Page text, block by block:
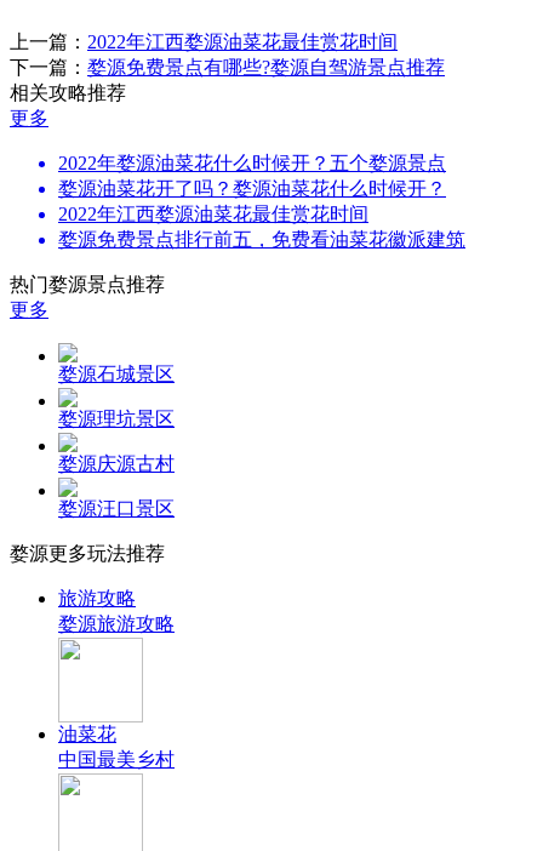
上一篇： 2022年江西婺源油菜花最佳赏花时间
下一篇： 婺源免费景点有哪些?婺源自驾游景点推荐
相关攻略推荐
更多
2022年婺源油菜花什么时候开？五个婺源景点
婺源油菜花开了吗？婺源油菜花什么时候开？
2022年江西婺源油菜花最佳赏花时间
婺源免费景点排行前五，免费看油菜花徽派建筑
热门婺源景点推荐
更多
婺源石城景区
婺源理坑景区
婺源庆源古村
婺源汪口景区
婺源更多玩法推荐
旅游攻略
婺源旅游攻略
油菜花
中国最美乡村